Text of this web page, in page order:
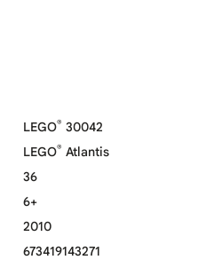
LEGO® 30042
LEGO® Atlantis
36
6+
2010
673419143271